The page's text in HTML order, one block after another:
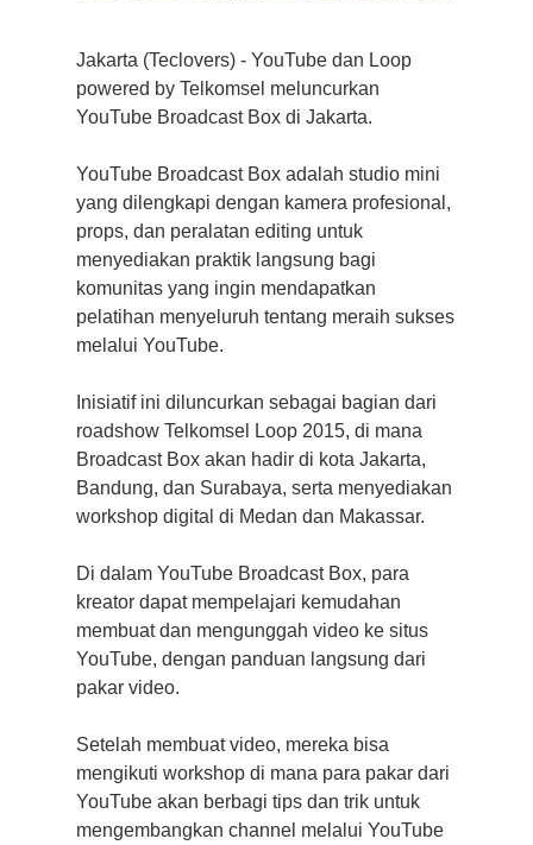
Jakarta (Teclovers) - YouTube dan Loop
powered by Telkomsel ​meluncurkan
YouTube Broadcast Box di Jakarta.
YouTube Broadcast Box adalah studio mini
yang dilengkapi dengan kamera profesional,
props, dan peralatan editing untuk
menyediakan praktik langsung bagi
komunitas yang ingin mendapatkan
pelatihan menyeluruh tentang meraih sukses
melalui YouTube.
Inisiatif ini diluncurkan sebagai bagian dari
roadshow Telkomsel Loop 2015, di mana
Broadcast Box akan hadir di kota Jakarta,
Bandung, dan Surabaya, serta menyediakan
workshop digital di Medan dan Makassar.
Di dalam YouTube Broadcast Box, para
kreator dapat mempelajari kemudahan
membuat dan mengunggah video ke situs
YouTube, dengan panduan langsung dari
pakar video.
Setelah membuat video, mereka bisa
mengikuti workshop di mana para pakar dari
YouTube akan berbagi tips dan trik untuk
mengembangkan channel melalui YouTube